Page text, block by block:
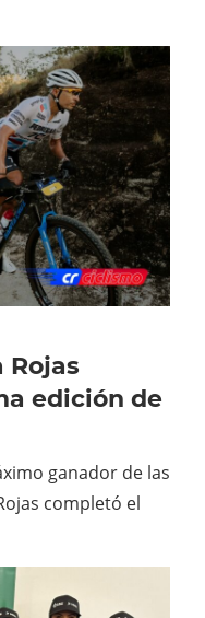
Rojas
edición de
ganador de las
completó el